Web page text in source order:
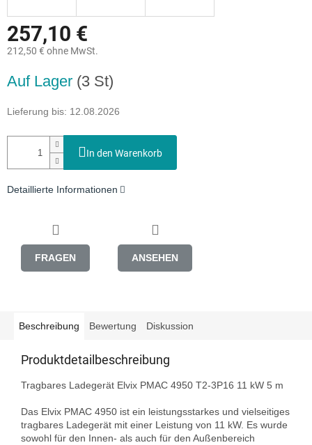
257,10 €
212,50 € ohne MwSt.
Auf Lager (3 St)
Lieferung bis: 12.08.2026
In den Warenkorb
Detaillierte Informationen
FRAGEN ANSEHEN
Beschreibung Bewertung Diskussion
Produktdetailbeschreibung
Tragbares Ladegerät Elvix PMAC 4950 T2-3P16 11 kW 5 m
Das Elvix PMAC 4950 ist ein leistungsstarkes und vielseitiges
tragbares Ladegerät mit einer Leistung von 11 kW. Es wurde
sowohl für den Innen- als auch für den Außenbereich